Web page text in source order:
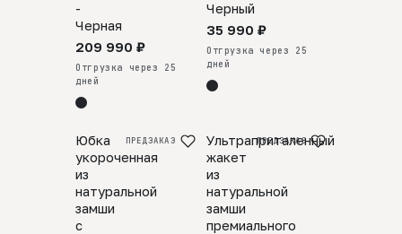
-
Черная
209 990 ₽
Отгрузка через 25
дней
Черный
35 990 ₽
Отгрузка через 25
дней
Юбка
укороченная
из
натуральной
замши
c
ПРЕДЗАКАЗ
Ультраприталенный
жакет
из
натуральной
замши
премиального
ПРЕДЗАКАЗ